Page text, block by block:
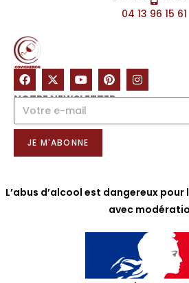
NOTRE NEWSLETTER
JE M'ABONNE
04 13 96 15 61
L’abus d’alcool est dangereux
avec